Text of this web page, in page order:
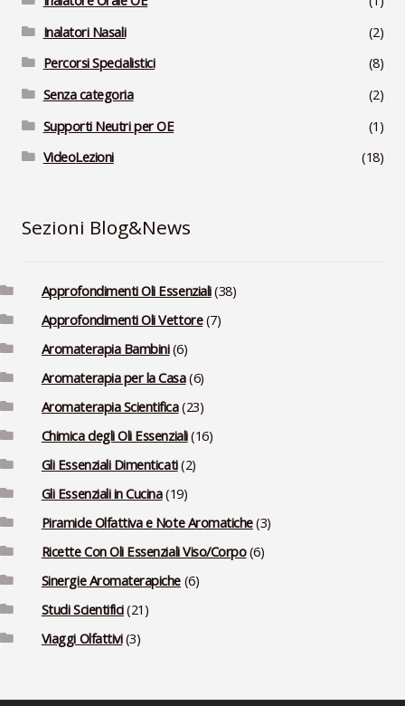
Inalatori Nasali
(2)
Percorsi Specialistici
(8)
Senza categoria
(2)
Supporti Neutri per OE
(1)
VideoLezioni
(18)
Sezioni Blog&News
Approfondimenti Oli Essenziali(38)
Approfondimenti Oli Vettore(7)
Aromaterapia Bambini(6)
Aromaterapia per la Casa(6)
Aromaterapia Scientifica(23)
Chimica degli Oli Essenziali(16)
Gli Essenziali Dimenticati(2)
Gli Essenziali in Cucina(19)
Piramide Olfattiva e Note Aromatiche(3)
Ricette Con Oli Essenziali Viso/Corpo(6)
Sinergie Aromaterapiche (6)
Studi Scientifici(21)
Viaggi Olfattivi(3)